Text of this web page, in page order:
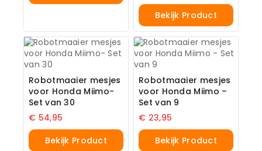
Bekijk Product
Robotmaaier mesjes
voor Honda Miimo-
Set van 30
€ 54,95
Bekijk Product
Robotmaaier mesjes
voor Honda Miimo –
Set van 9
€ 23,95
Bekijk Product